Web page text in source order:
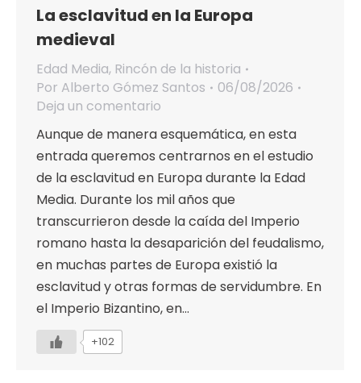
La esclavitud en la Europa
medieval
Edad Media, Rincón de la historia
Por Alberto Gómez Santos
06/08/2026
Deja un comentario
Aunque de manera esquemática, en esta
entrada queremos centrarnos en el estudio
de la esclavitud en Europa durante la Edad
Media. Durante los mil años que
transcurrieron desde la caída del Imperio
romano hasta la desaparición del feudalismo,
en muchas partes de Europa existió la
esclavitud y otras formas de servidumbre. En
el Imperio Bizantino, en…
+102